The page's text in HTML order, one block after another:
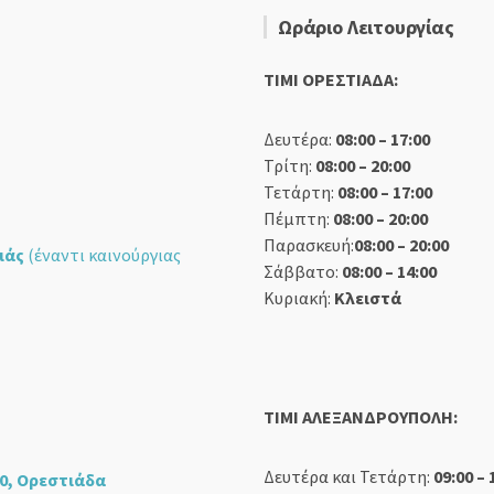
(έναντι καινούργιας
Ορεστιάδα
Ωράριο Λειτουργίας
TIMI ΟΡΕΣΤΙΑΔΑ:
Δευτέρα: 08:00 – 17:00
Τρίτη: 08:00 – 20:00
Τετάρτη: 08:00 – 17:00
Πέμπτη: 08:00 – 20:00
Παρασκευή:08:00 – 20:00
Σάββατο: 08:00 – 14:00
Κυριακή: Κλειστά
TIMI ΑΛΕΞΑΝΔΡΟΥΠΟΛΗ:
Δευτέρα και Τετάρτη: 09:00 –